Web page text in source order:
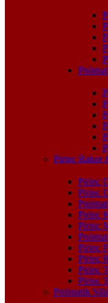
Pirinç Rakor
Pirinç
Pirinç
Pirinç
Pirinç
Pirinç
Pirinç
Pirinç
Pirinç
Pnömatik